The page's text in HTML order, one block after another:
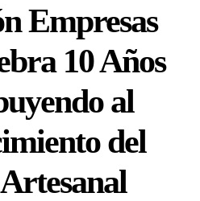
Empresas
10 Años
al
del